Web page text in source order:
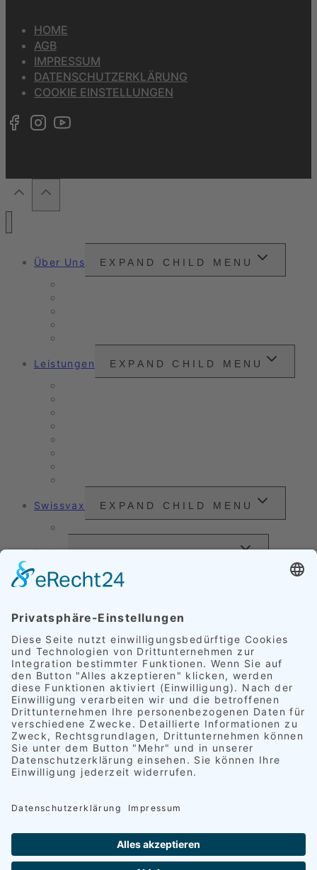
HOME
AGB
IMPRESSUM
DATENSCHUTZERKLÄRUNG
COOKIE EINSTELLUNGEN
Über Uns EXPAND CHILD MENU
Leistungen EXPAND CHILD MENU
Swissvax EXPAND CHILD MENU
Preise EXPAND CHILD MENU
Außenveredelung
Innenveredelung
FAQ
Referenzen EXPAND CHILD MENU
Polster
Schimmelpilz
Leder
Alufelgen
Lackkratzer
Scheinwerfer
Rückleuchten
Kundenzitate
Kontakt